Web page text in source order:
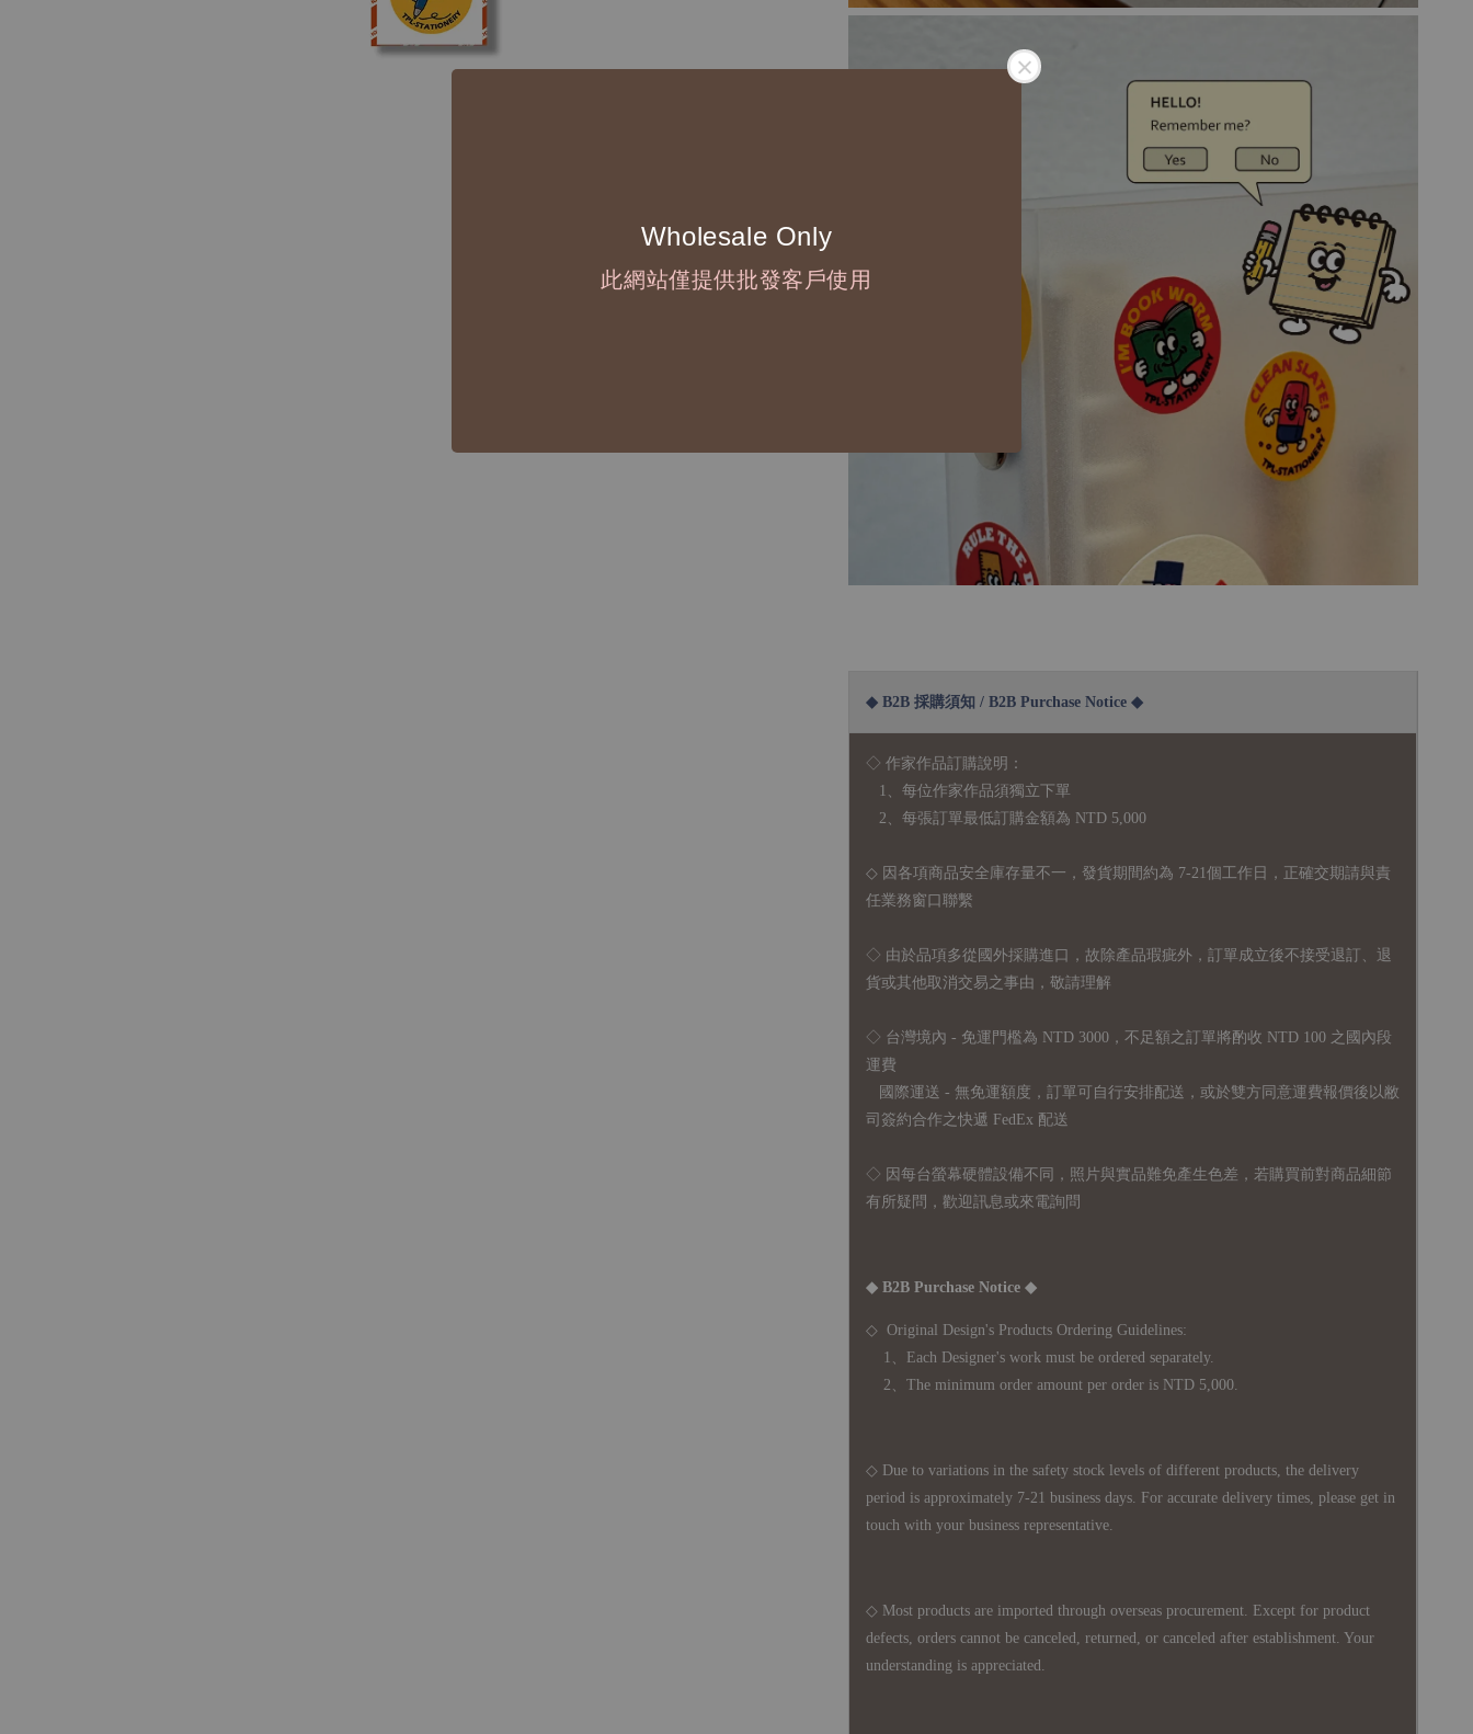
Wholesale Only
此網站僅提供批發客戶使用
◆ B2B 採購須知 / B2B Purchase Notice ◆
◇ 作家作品訂購說明：
1、每位作家作品須獨立下單
2、每張訂單最低訂購金額為 NTD 5,000
◇ 因各項商品安全庫存量不一，發貨期間約為 7-21個工作日，正確交期請與責
任業務窗口聯繫
◇ 由於品項多從國外採購進口，故 除產品瑕疵外，訂單成立後不接受退訂、退
貨或其他取消交易之事由，敬請理解
◇ 台灣境內 - 免運門檻為 NTD 3000，不足額之訂單將酌收 NTD 100 之國內段
運費
國際運送 - 無免運額度，訂單可自行安排配送，或於雙方同意運費報價後以敝
司簽約合作之快遞 FedEx 配送
◇ 因每台螢幕硬體設備不同，照片與實品難免產生色差，若購買前對商品細節
有所疑問，歡迎訊息或來電詢問
◆ B2B Purchase Notice ◆
◇ Original Design's Products Ordering Guidelines:
1、Each Designer's work must be ordered separately.
2、The minimum order amount per order is NTD 5,000.
◇ Due to variations in the safety stock levels of different products, the delivery
period is approximately 7-21 business days. For accurate delivery times, please get in
touch with your business representative.
◇ Most products are imported through overseas procurement. Except for product
defects, orders cannot be canceled, returned, or canceled after establishment. Your
understanding is appreciated.